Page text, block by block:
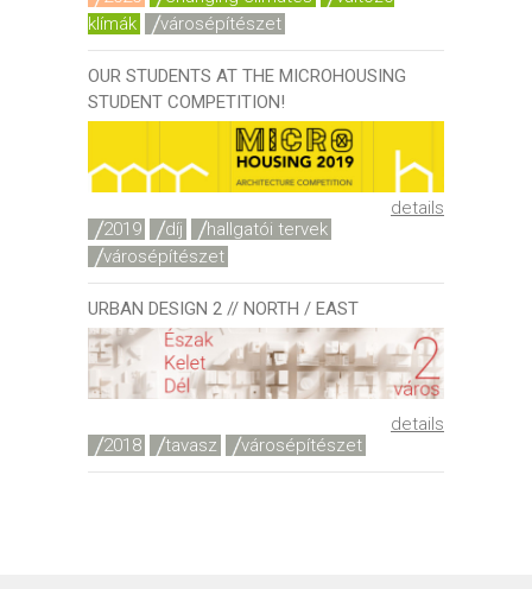
klímák
városépítészet
OUR STUDENTS AT THE MICROHOUSING
STUDENT COMPETITION!
details
2019
díj
hallgatói tervek
városépítészet
URBAN DESIGN 2 // NORTH / EAST
details
2018
tavasz városépítészet